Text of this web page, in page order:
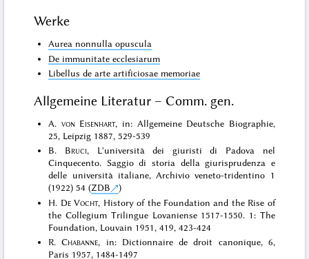
Werke
Aurea nonnulla opuscula
De immunitate ecclesiarum
Libellus de arte artificiosae memoriae
Allgemeine Literatur – Comm. gen.
A. von Eisenhart, in: Allgemeine Deutsche Biographie,
25, Leipzig 1887, 529-539
B. Bruci, L'università dei giuristi di Padova nel
Cinquecento. Saggio di storia della giurisprudenza e
delle università italiane, Archivio veneto-tridentino 1
(1922) 54 (ZDB
)
H. De Vocht, History of the Foundation and the Rise of
the Collegium Trilingue Lovaniense 1517-1550. 1: The
Foundation, Louvain 1951, 419, 423-424
R.Chabanne, in: Dictionnaire de droit canonique, 6,
Paris 1957, 1484-1497